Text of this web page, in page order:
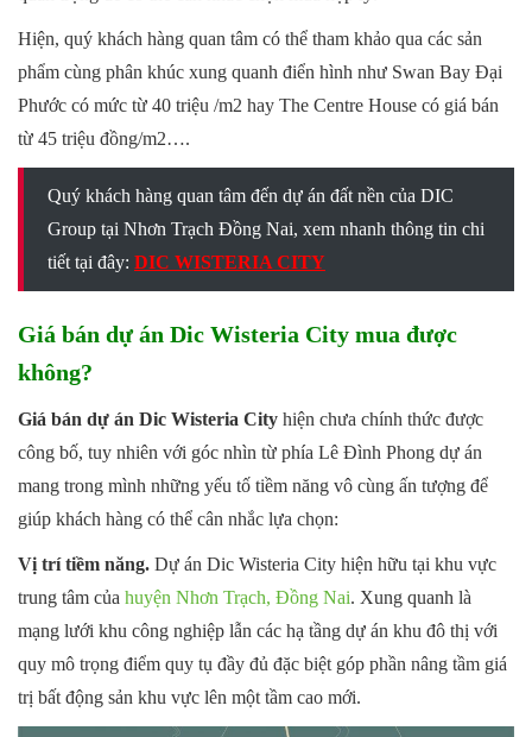
Hiện, quý khách hàng quan tâm có thể tham khảo qua các sản
phẩm cùng phân khúc xung quanh điển hình như Swan Bay Đại
Phước có mức từ 40 triệu /m2 hay The Centre House có giá bán
từ 45 triệu đồng/m2….
Quý khách hàng quan tâm đến dự án đất nền của DIC
Group tại Nhơn Trạch Đồng Nai, xem nhanh thông tin chi
tiết tại đây: DIC WISTERIA CITY
Giá bán dự án Dic Wisteria City mua được
không?
Giá bán dự án Dic Wisteria City hiện chưa chính thức được
công bố, tuy nhiên với góc nhìn từ phía Lê Đình Phong dự án
mang trong mình những yếu tố tiềm năng vô cùng ấn tượng để
giúp khách hàng có thể cân nhắc lựa chọn:
Vị trí tiềm năng. Dự án Dic Wisteria City hiện hữu tại khu vực
trung tâm của huyện Nhơn Trạch, Đồng Nai. Xung quanh là
mạng lưới khu công nghiệp lẫn các hạ tầng dự án khu đô thị với
quy mô trọng điểm quy tụ đầy đủ đặc biệt góp phần nâng tầm giá
trị bất động sản khu vực lên một tầm cao mới.